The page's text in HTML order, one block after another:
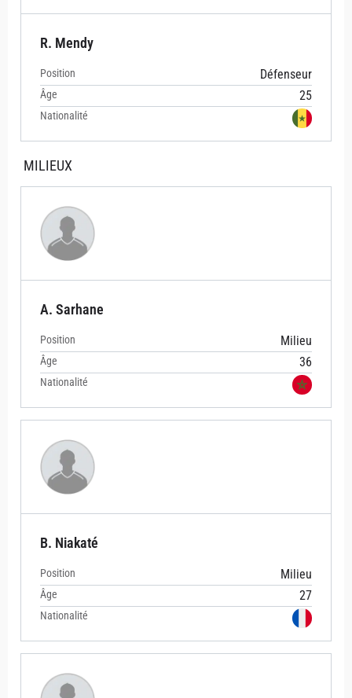
R. Mendy
Position Défenseur
Âge 25
Nationalité
MILIEUX
A. Sarhane
Position Milieu
Âge 36
Nationalité
B. Niakaté
Position Milieu
Âge 27
Nationalité